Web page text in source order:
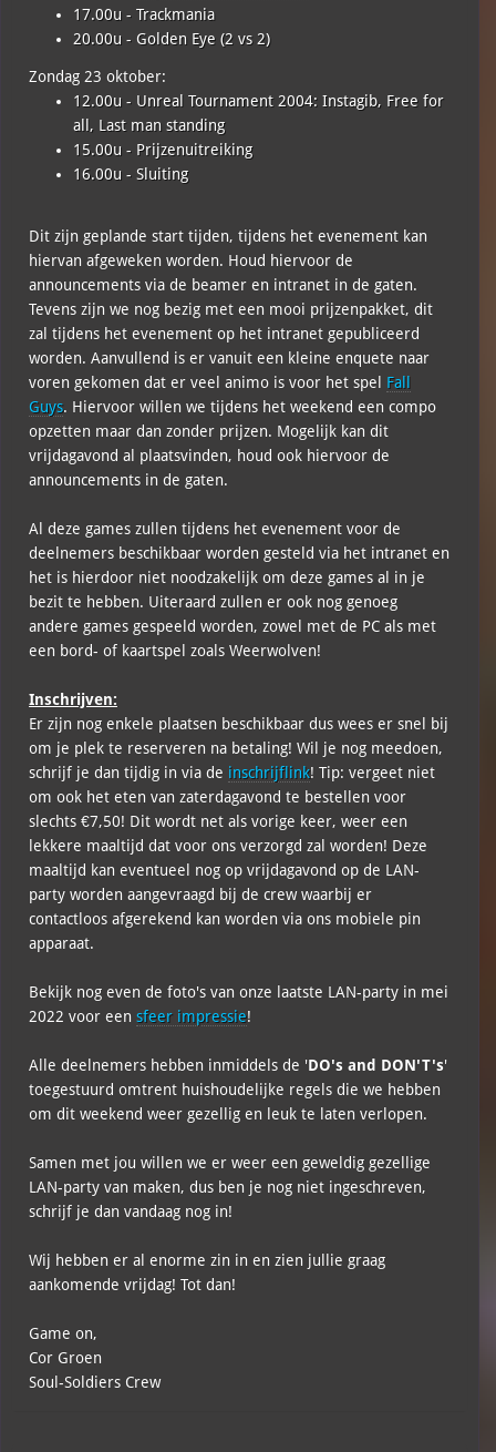
17.00u - Trackmania
20.00u - Golden Eye (2 vs 2)
Zondag 23 oktober:
12.00u - Unreal Tournament 2004: Instagib, Free for
all, Last man standing
15.00u - Prijzenuitreiking
16.00u - Sluiting
Dit zijn geplande start tijden, tijdens het evenement kan
hiervan afgeweken worden. Houd hiervoor de
announcements via de beamer en intranet in de gaten.
Tevens zijn we nog bezig met een mooi prijzenpakket, dit
zal tijdens het evenement op het intranet gepubliceerd
worden. Aanvullend is er vanuit een kleine enquete naar
voren gekomen dat er veel animo is voor het spel Fall
Guys. Hiervoor willen we tijdens het weekend een compo
opzetten maar dan zonder prijzen. Mogelijk kan dit
vrijdagavond al plaatsvinden, houd ook hiervoor de
announcements in de gaten.
Al deze games zullen tijdens het evenement voor de
deelnemers beschikbaar worden gesteld via het intranet en
het is hierdoor niet noodzakelijk om deze games al in je
bezit te hebben. Uiteraard zullen er ook nog genoeg
andere games gespeeld worden, zowel met de PC als met
een bord- of kaartspel zoals Weerwolven!
Inschrijven:
Er zijn nog enkele plaatsen beschikbaar dus wees er snel bij
om je plek te reserveren na betaling! Wil je nog meedoen,
schrijf je dan tijdig in via de inschrijflink! Tip: vergeet niet
om ook het eten van zaterdagavond te bestellen voor
slechts €7,50! Dit wordt net als vorige keer, weer een
lekkere maaltijd dat voor ons verzorgd zal worden! Deze
maaltijd kan eventueel nog op vrijdagavond op de LAN-
party worden aangevraagd bij de crew waarbij er
contactloos afgerekend kan worden via ons mobiele pin
apparaat.
Bekijk nog even de foto's van onze laatste LAN-party in mei
2022 voor een sfeer impressie!
Alle deelnemers hebben inmiddels de 'DO's and DON'T's'
toegestuurd omtrent huishoudelijke regels die we hebben
om dit weekend weer gezellig en leuk te laten verlopen.
Samen met jou willen we er weer een geweldig gezellige
LAN-party van maken, dus ben je nog niet ingeschreven,
schrijf je dan vandaag nog in!
Wij hebben er al enorme zin in en zien jullie graag
aankomende vrijdag! Tot dan!
Game on,
Cor Groen
Soul-Soldiers Crew